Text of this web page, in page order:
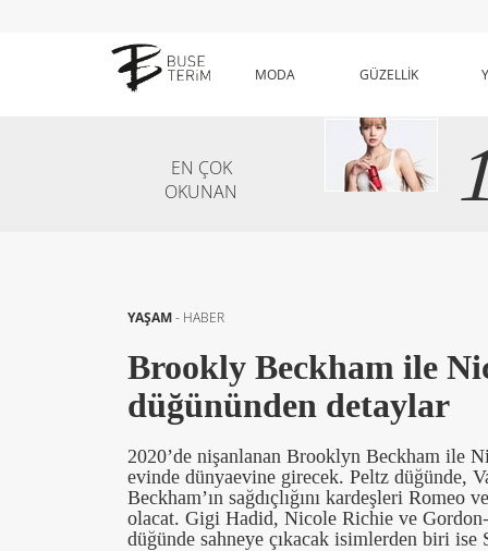
MODA GÜZELLİK
EN ÇOK
OKUNAN
YAŞAM- HABER
Brookly Beckham ile
düğününden detaylar
2020’de nişanlanan Brooklyn Beckham ile
evinde dünyaevine girecek. Peltz düğünde,
Beckham’ın sağdıçlığını kardeşleri
olacat. Gigi Hadid, Nicole Richie ve
düğünde sahneye çıkacak isimlerden biri ise